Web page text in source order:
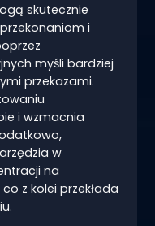
skutecznie
i
myśli bardziej
przekazami.
i wzmacnia
w
na
z kolei przekłada